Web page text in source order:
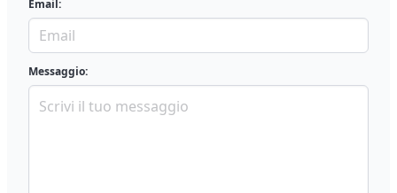
Email:
Messaggio: